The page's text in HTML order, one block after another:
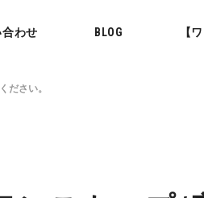
わせ BLOG 【
ださい。